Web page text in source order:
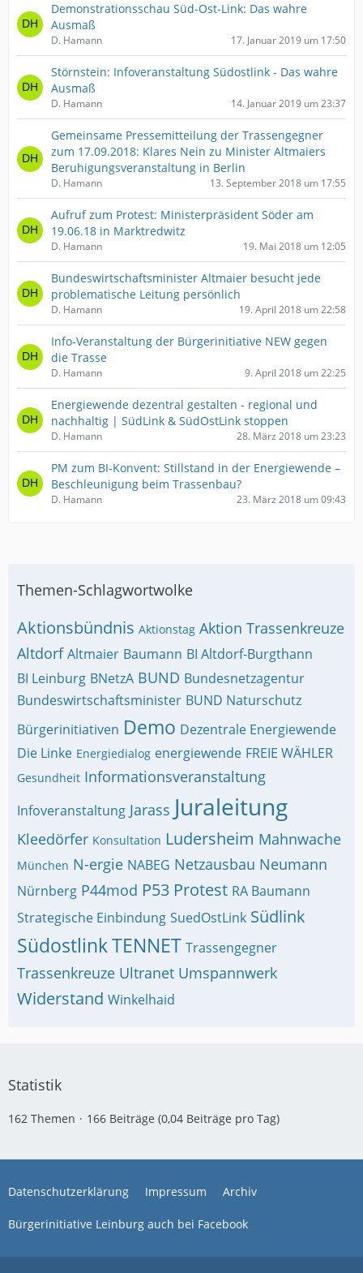
Demonstrationsschau Süd-Ost-Link: Das wahre
Ausmaß
D. Hamann 17. Januar 2019 um 17:50
Störnstein: Infoveranstaltung Südostlink - Das wahre
Ausmaß
D. Hamann 14. Januar 2019 um 23:37
Gemeinsame Pressemitteilung der Trassengegner
zum 17.09.2018: Klares Nein zu Minister Altmaiers
Beruhigungsveranstaltung in Berlin
D. Hamann 13. September 2018 um 17:55
Aufruf zum Protest: Ministerpräsident Söder am
19.06.18 in Marktredwitz
D. Hamann 19. Mai 2018 um 12:05
Bundeswirtschaftsminister Altmaier besucht jede
problematische Leitung persönlich
D. Hamann 19. April 2018 um 22:58
Info-Veranstaltung der Bürgerinitiative NEW gegen
die Trasse
D. Hamann 9. April 2018 um 22:25
Energiewende dezentral gestalten - regional und
nachhaltig | SüdLink & SüdOstLink stoppen
D. Hamann 28. März 2018 um 23:23
PM zum BI-Konvent: Stillstand in der Energiewende –
Beschleunigung beim Trassenbau?
D. Hamann 23. März 2018 um 09:43
Themen-Schlagwortwolke
Aktionsbündnis Aktionstag Aktion Trassenkreuze
Altdorf Altmaier Baumann BI Altdorf-Burgthann
BI Leinburg BNetzA BUND Bundesnetzagentur
Bundeswirtschaftsminister BUND Naturschutz
Bürgerinitiativen Demo Dezentrale Energiewende
Die Linke Energiedialog energiewende FREIE WÄHLER
Gesundheit Informationsveranstaltung
Infoveranstaltung Jarass Juraleitung
Kleedörfer Konsultation Ludersheim Mahnwache
München N-ergie NABEG Netzausbau Neumann
Nürnberg P44mod P53 Protest RA Baumann
Strategische Einbindung SuedOstLink Südlink
SüdostlinkTENNET Trassengegner
Trassenkreuze Ultranet Umspannwerk
Widerstand Winkelhaid
Statistik
162 Themen 166 Beiträge (0,04 Beiträge pro Tag)
Datenschutzerklärung Impressum Archiv
Bürgerinitiative Leinburg auch bei Facebook